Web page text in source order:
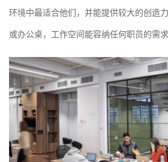
环境中最适合他们，并能提供较大的创造
或办公桌，工作空间能容纳任何职员的需求